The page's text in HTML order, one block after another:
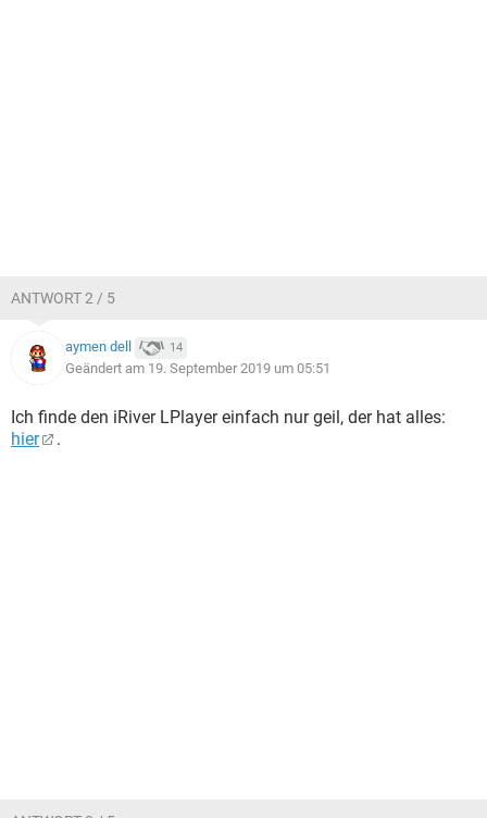
ANTWORT 2 / 5
aymen dell 14
Geändert am 19. September 2019 um 05:51
Ich finde den iRiver LPlayer einfach nur geil, der hat alles:
hier
.